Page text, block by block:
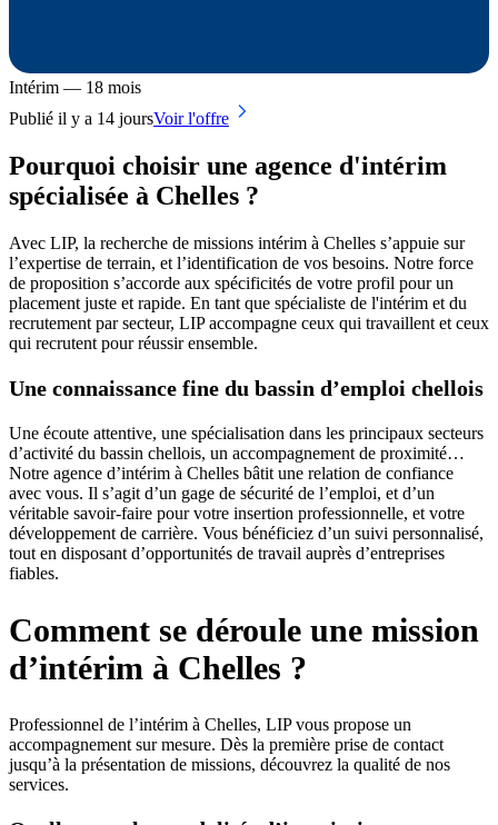
Intérim — 18 mois
Publié il y a 14 joursVoir l'offre
Pourquoi choisir une agence d'intérim
spécialisée à Chelles ?
Avec LIP, la recherche de missions intérim à Chelles s’appuie sur
l’expertise de terrain, et l’identification de vos besoins. Notre force
de proposition s’accorde aux spécificités de votre profil pour un
placement juste et rapide. En tant que spécialiste de l'intérim et du
recrutement par secteur, LIP accompagne ceux qui travaillent et ceux
qui recrutent pour réussir ensemble.
Une connaissance fine du bassin d’emploi chellois
Une écoute attentive, une spécialisation dans les principaux secteurs
d’activité du bassin chellois, un accompagnement de proximité…
Notre agence d’intérim à Chelles bâtit une relation de confiance
avec vous. Il s’agit d’un gage de sécurité de l’emploi, et d’un
véritable savoir-faire pour votre insertion professionnelle, et votre
développement de carrière. Vous bénéficiez d’un suivi personnalisé,
tout en disposant d’opportunités de travail auprès d’entreprises
fiables.
Comment se déroule une mission
d’intérim à Chelles ?
Professionnel de l’intérim à Chelles, LIP vous propose un
accompagnement sur mesure. Dès la première prise de contact
jusqu’à la présentation de missions, découvrez la qualité de nos
services.